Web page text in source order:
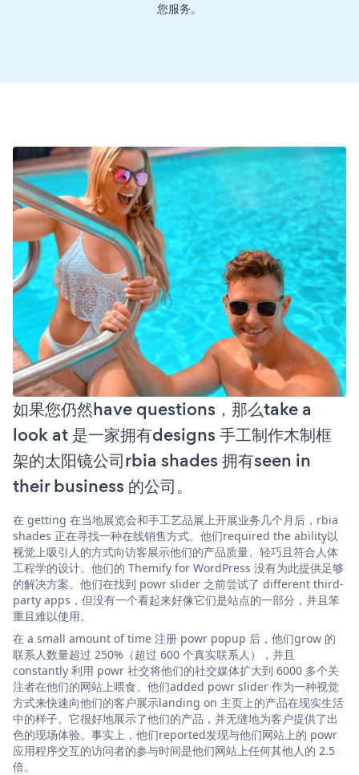
您服务。
如果您仍然have questions，那么take a
look at 是一家拥有designs 手工制作木制框
架的太阳镜公司rbia shades 拥有seen in
their business 的公司。
在 getting 在当地展览会和手工艺品展上开展业务几个月后，rbia
shades 正在寻找一种在线销售方式。他们required the ability以
视觉上吸引人的方式向访客展示他们的产品质量、轻巧且符合人体
工程学的设计。他们的 Themify for WordPress 没有为此提供足够
的解决方案。他们在找到 powr slider 之前尝试了 different third-
party apps，但没有一个看起来好像它们是站点的一部分，并且笨
重且难以使用。
在 a small amount of time 注册 powr popup 后，他们grow 的
联系人数量超过 250%（超过 600 个真实联系人），并且
constantly 利用 powr 社交将他们的社交媒体扩大到 6000 多个关
注者在他们的网站上喂食。他们added powr slider 作为一种视觉
方式来快速向他们的客户展示landing on 主页上的产品在现实生活
中的样子。它很好地展示了他们的产品，并无缝地为客户提供了出
色的现场体验。事实上，他们reported发现与他们网站上的 powr
应用程序交互的访问者的参与时间是他们网站上任何其他人的 2.5
倍。